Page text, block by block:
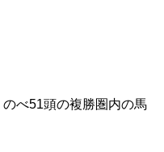
べ51頭の複勝圏内の馬